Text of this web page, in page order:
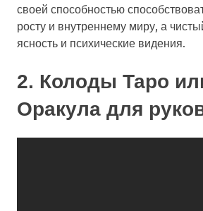
своей способностью
росту и внутреннему миру, а
ясность и психические видения.
2. Колоды Таро
Оракула для